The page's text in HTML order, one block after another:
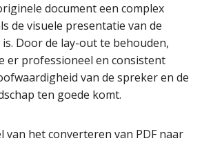
document een complex
de visuele presentatie van de
Door de lay-out te behouden,
er professioneel en consistent
van de spreker en de
ten goede komt.
van het converteren van PDF naar